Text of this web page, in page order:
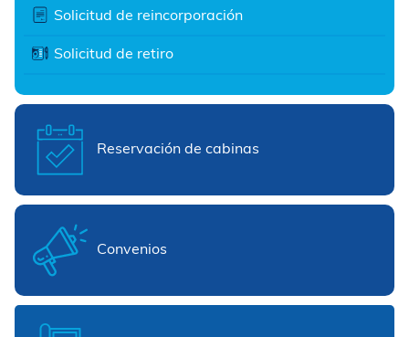
Solicitud de reincorporación
Solicitud de retiro
Reservación de cabinas
Convenios